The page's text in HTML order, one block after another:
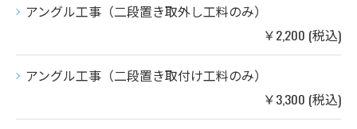
アングル工事（二段置き取外し工料のみ）
￥2,200 (税込)
アングル工事（二段置き取付け工料のみ）
￥3,300 (税込)